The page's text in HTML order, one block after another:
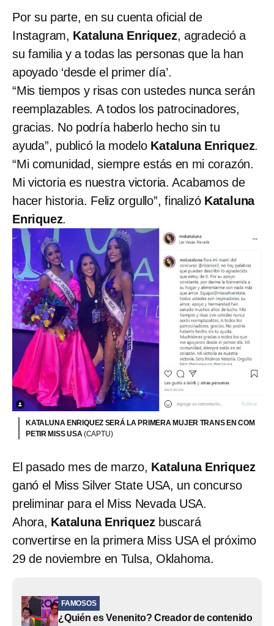
Por su parte, en su cuenta oficial de
Instagram, Kataluna Enriquez, agradeció a
su familia y a todas las personas que la han
apoyado ‘desde el primer día’.
“Mis tiempos y risas con ustedes nunca serán
reemplazables. A todos los patrocinadores,
gracias. No podría haberlo hecho sin tu
ayuda”, publicó la modelo Kataluna Enriquez.
“Mi comunidad, siempre estás en mi corazón.
Mi victoria es nuestra victoria. Acabamos de
hacer historia. Feliz orgullo”, finalizó Kataluna
Enriquez.
KATALUNA ENRIQUEZ SERÁ LA PRIMERA MUJER TRANS EN COM
PETIR MISS USA(CAPTU)
El pasado mes de marzo, Kataluna Enriquez
ganó el Miss Silver State USA, un concurso
preliminar para el Miss Nevada USA.
Ahora, Kataluna Enriquezbuscará
convertirse en la primera Miss USA el próximo
29 de noviembre en Tulsa, Oklahoma.
FAMOSOS
¿Quién es Venenito? Creador de contenido